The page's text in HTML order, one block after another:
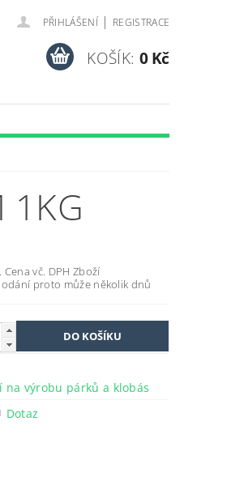
PŘIHLÁŠENÍ | REGISTRACE
KOŠÍK: 0 Kč
1KG
vč. DPH Zboží
proto může několik dnů
na výrobu párků a klobás
Dotaz